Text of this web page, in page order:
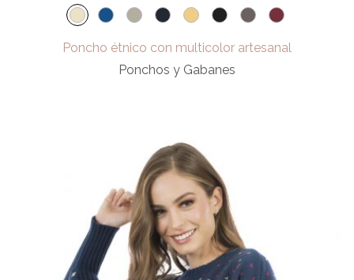
Poncho étnico con multicolor artesanal
Ponchos y Gabanes